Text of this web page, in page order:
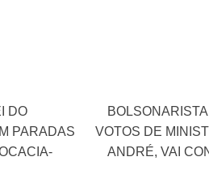
DO
PARADAS
VOTOS DE
ANDRÉ, VAI